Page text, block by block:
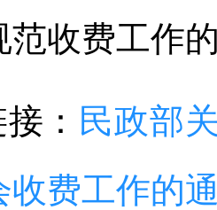
范收费工作
： 民政部
收费工作的